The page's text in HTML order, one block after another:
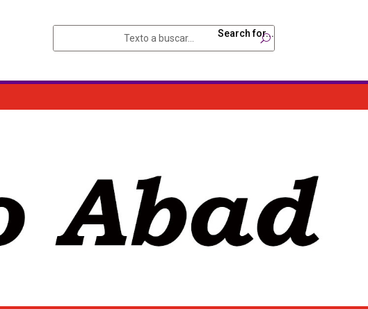
Search for...